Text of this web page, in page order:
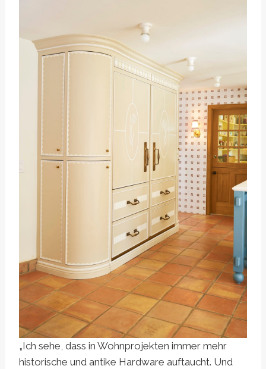
„Ich sehe, dass in Wohnprojekten immer mehr
historische und antike Hardware auftaucht. Und